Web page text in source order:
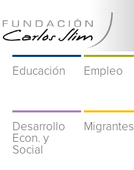
Educación Empleo
Desarrollo
Econ. y
Social
Migrantes